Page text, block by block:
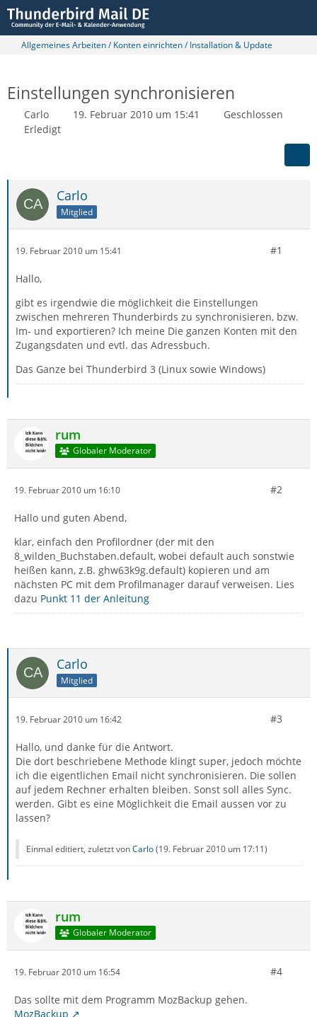
Allgemeines Arbeiten / Konten einrichten / Installation & Update
Einstellungen synchronisieren
Carlo 19. Februar 2010 um 15:41
Geschlossen
Erledigt
Carlo
Mitglied
19. Februar 2010 um 15:41 #1
Hallo,
gibt es irgendwie die möglichkeit die Einstellungen
zwischen mehreren Thunderbirds zu synchronisieren, bzw.
Im- und exportieren? Ich meine Die ganzen Konten mit den
Zugangsdaten und evtl. das Adressbuch.
Das Ganze bei Thunderbird 3 (Linux sowie Windows)
rum
Globaler Moderator
19. Februar 2010 um 16:10 #2
Hallo und guten Abend,
klar, einfach den Profilordner (der mit den
8_wilden_Buchstaben.default, wobei default auch sonstwie
heißen kann, z.B. ghw63k9g.default) kopieren und am
nächsten PC mit dem Profilmanager darauf verweisen. Lies
dazu Punkt 11 der Anleitung
Carlo
Mitglied
19. Februar 2010 um 16:42 #3
Hallo, und danke für die Antwort.
Die dort beschriebene Methode klingt super, jedoch möchte
ich die eigentlichen Email nicht synchronisieren. Die sollen
auf jedem Rechner erhalten bleiben. Sonst soll alles Sync.
werden. Gibt es eine Möglichkeit die Email aussen vor zu
lassen?
Einmal editiert, zuletzt vonCarlo(19. Februar 2010 um 17:11)
rum
Globaler Moderator
19. Februar 2010 um 16:54 #4
Das sollte mit dem Programm MozBackup gehen.
MozBackup